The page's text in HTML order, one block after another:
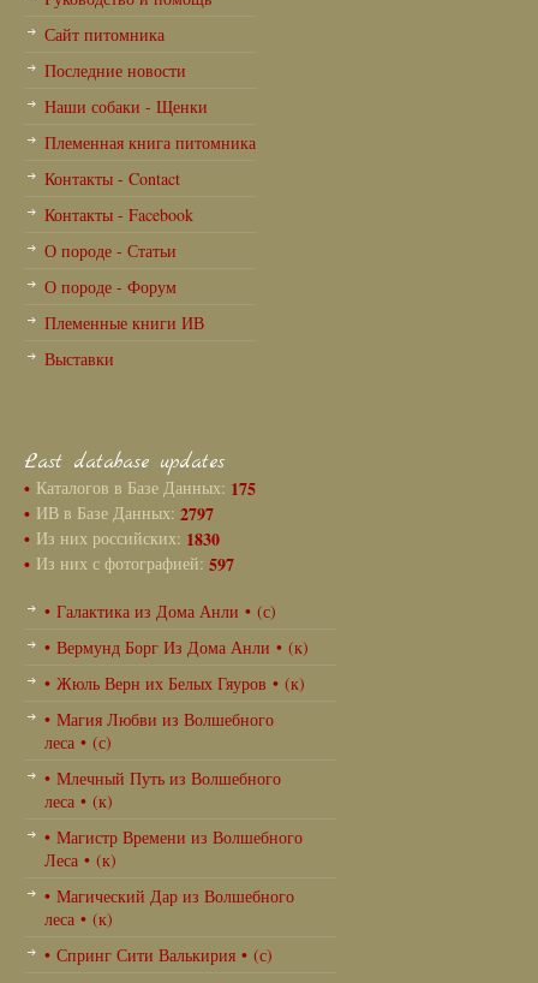
Сайт питомника
Последние новости
Наши собаки - Щенки
Племенная книга питомника
Контакты - Contact
Контакты - Facebook
О породе - Статьи
О породе - Форум
Племенные книги ИВ
Выставки
Last database updates
• Каталогов в Базе Данных: 175
• ИВ в Базе Данных: 2797
• Из них российских: 1830
• Из них с фотографией: 597
• Галактика из Дома Анли • (с)
• Вермунд Борг Из Дома Анли • (к)
• Жюль Верн их Белых Гяуров • (к)
• Магия Любви из Волшебного
леса • (с)
• Млечный Путь из Волшебного
леса • (к)
• Магистр Времени из Волшебного
Леса • (к)
• Магический Дар из Волшебного
леса • (к)
• Спринг Сити Валькирия • (с)